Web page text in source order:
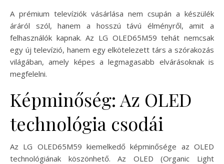
A prémium televíziók vásárlása nem csupán a készülék
áráról szól, hanem a hosszú távú élményről, amit a
felhasználók kapnak. Az LG OLED65M59 tehát nemcsak
egy új televízió, hanem egy elkötelezett társ a szórakozás
világában, amely képes a legmagasabb elvárásoknak is
megfelelni.
Képminőség: Az OLED
technológia csodái
Az LG OLED65M59 kiemelkedő képminősége az OLED
technológiának köszönhető. Az OLED (Organic Light